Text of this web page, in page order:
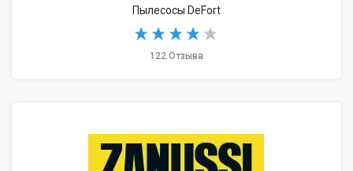
Пылесосы DeFort
122 Отзыва